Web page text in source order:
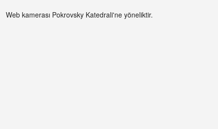
Web kamerası Pokrovsky Katedrali'ne yöneliktir.